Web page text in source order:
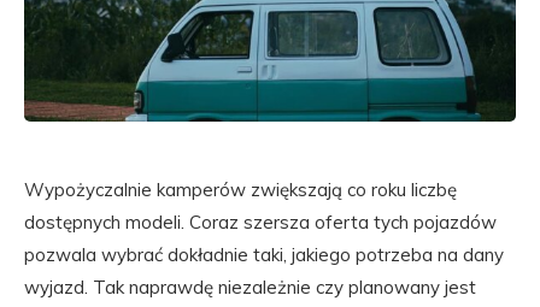
Wypożyczalnie kamperów zwiększają co roku liczbę
dostępnych modeli. Coraz szersza oferta tych pojazdów
pozwala wybrać dokładnie taki, jakiego potrzeba na dany
wyjazd. Tak naprawdę niezależnie czy planowany jest